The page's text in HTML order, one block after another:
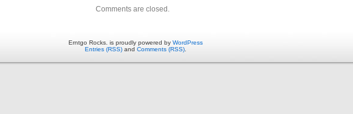
Comments are closed.
Erntgo Rocks. is proudly powered by WordPress
Entries (RSS) and Comments (RSS)